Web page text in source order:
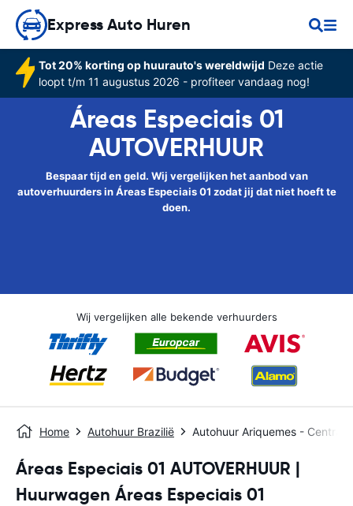
Express Auto Huren
Tot 20% korting op huurauto's wereldwijd Deze actie
loopt t/m 11 augustus 2026 - profiteer vandaag nog!
Áreas Especiais 01
AUTOVERHUUR
Bespaar tijd en geld. Wij vergelijken het aanbod van
autoverhuurders in Áreas Especiais 01 zodat jij dat niet hoeft te
doen.
Wij vergelijken alle bekende verhuurders
Home Autohuur Brazilië Autohuur Ariquemes - Central
Áreas Especiais 01 AUTOVERHUUR |
Huurwagen Áreas Especiais 01